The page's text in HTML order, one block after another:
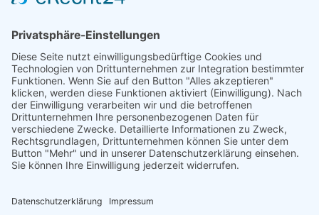
"Pour ce qui est de l'avenir, il
ne s'agit pas de le prévoir,
mais de le rendre possible."
Antoine de Saint-Exupéry